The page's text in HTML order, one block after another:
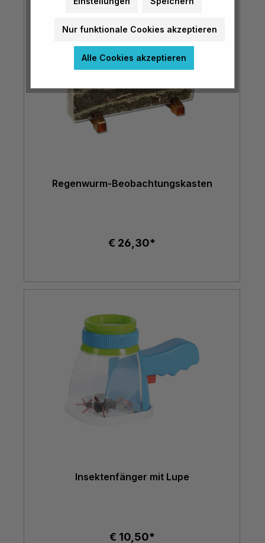
Regenwurm-Beobachtungskasten
€ 26,30*
Insektenfänger mit Lupe
€ 10,50*
Nur funktionale Cookies akzeptieren
Alle Cookies akzeptieren